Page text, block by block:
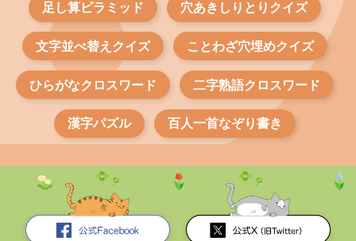
足し算ピラミッド 穴あきしりとりクイズ
文字並べ替えクイズ ことわざ穴埋めクイズ
ひらがなクロスワード 二字熟語クロスワード
漢字パズル 百人一首なぞり書き